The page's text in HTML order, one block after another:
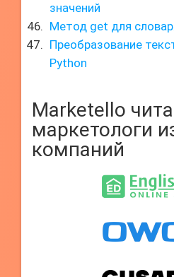
значений
Метод get для
Преобразование
Python
Marketello
маркетологи
компаний